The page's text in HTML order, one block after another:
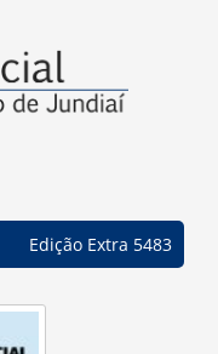
Edição Extra 5483